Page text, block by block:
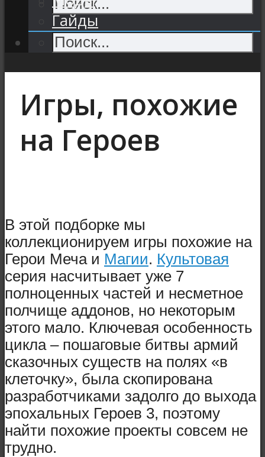
Гайды
Игры, похожие
на Героев
В этой подборке мы
коллекционируем игры похожие на
Герои Меча и Магии. Культовая
серия насчитывает уже 7
полноценных частей и несметное
полчище аддонов, но некоторым
этого мало. Ключевая особенность
цикла – пошаговые битвы армий
сказочных существ на полях «в
клеточку», была скопирована
разработчиками задолго до выхода
эпохальных Героев 3, поэтому
найти похожие проекты совсем не
трудно.